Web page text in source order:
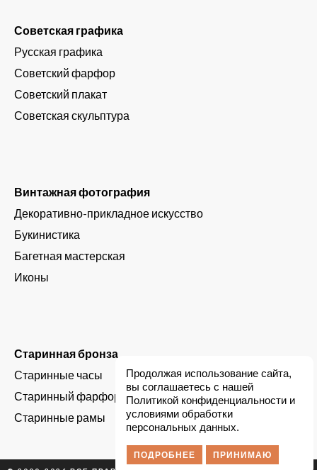
Советская графика
Русская графика
Советский фарфор
Советский плакат
Советская скульптура
Винтажная фотография
Декоративно-прикладное искусство
Букинистика
Багетная мастерская
Иконы
Старинная бронза
Старинные часы
Старинный фарфор
Старинные рамы
Продолжая использование сайта,
вы соглашаетесь с нашей
Политикой конфиденциальности и
условиями обработки
персональных данных.
ПОДРОБНЕЕ ПРИНИМАЮ